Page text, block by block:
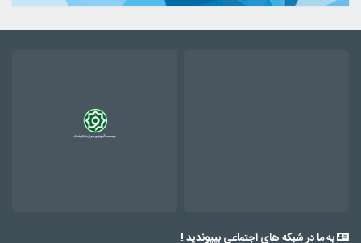
به ما در شبکه های اجتماعی بپیوندید !